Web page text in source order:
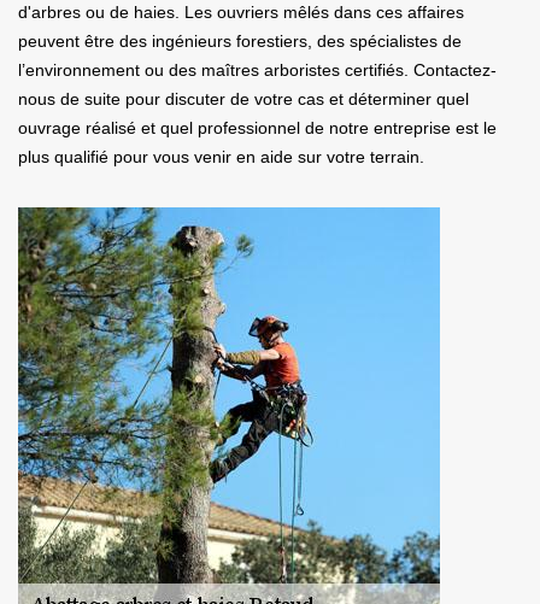
d'arbres ou de haies. Les ouvriers mêlés dans ces affaires
peuvent être des ingénieurs forestiers, des spécialistes de
l’environnement ou des maîtres arboristes certifiés. Contactez-
nous de suite pour discuter de votre cas et déterminer quel
ouvrage réalisé et quel professionnel de notre entreprise est le
plus qualifié pour vous venir en aide sur votre terrain.